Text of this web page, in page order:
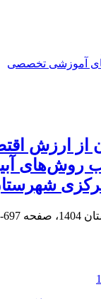
آموزشی تخصصی
از ارزش
روش‌های
697-711